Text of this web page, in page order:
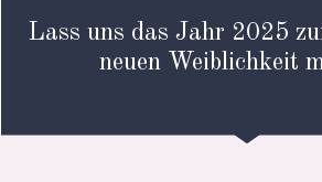
Lass uns das Jahr 2025
neuen Weiblichkeit